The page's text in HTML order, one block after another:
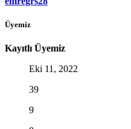
Üyemiz
Kayıtlı Üyemiz
Eki 11, 2022
39
9